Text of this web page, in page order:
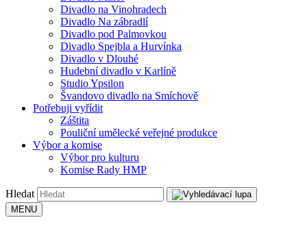
Divadlo na Vinohradech
Divadlo Na zábradlí
Divadlo pod Palmovkou
Divadlo Spejbla a Hurvínka
Divadlo v Dlouhé
Hudební divadlo v Karlíně
Studio Ypsilon
Švandovo divadlo na Smíchově
Potřebuji vyřídit
Záštita
Pouliční umělecké veřejné produkce
Výbor a komise
Výbor pro kulturu
Komise Rady HMP
Hledat
MENU